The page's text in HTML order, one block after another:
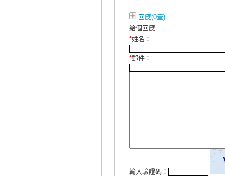
回應(0筆)
給個回應
*姓名：
*郵件：
輸入驗證碼：